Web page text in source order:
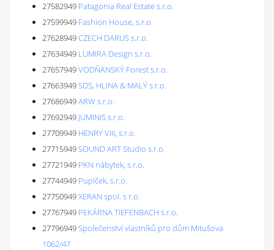
27582949 Patagonia Real Estate s.r.o.
27599949 Fashion House, s.r.o.
27628949CZECH DARUS s.r.o.
27634949 LUMIRA Design s.r.o.
27657949VODŇANSKÝ Forest s.r.o.
27663949SDS, HLINA & MALÝ s.r.o.
27686949ARW s.r.o.
27692949 JUMINIS s.r.o.
27709949 HENRY VIII, s.r.o.
27715949SOUND ART Studio s.r.o.
27721949 PKN nábytek, s.r.o.
27744949 Pupíček, s.r.o.
27750949XERAN spol. s r.o.
27767949 PEKÁRNA TIEFENBACH s.r.o.
27796949Společenství vlastníků pro dům Mitušova
1062/47